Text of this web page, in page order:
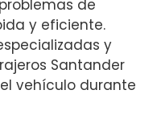
de
y eficiente.
y
Santander
vehículo durante